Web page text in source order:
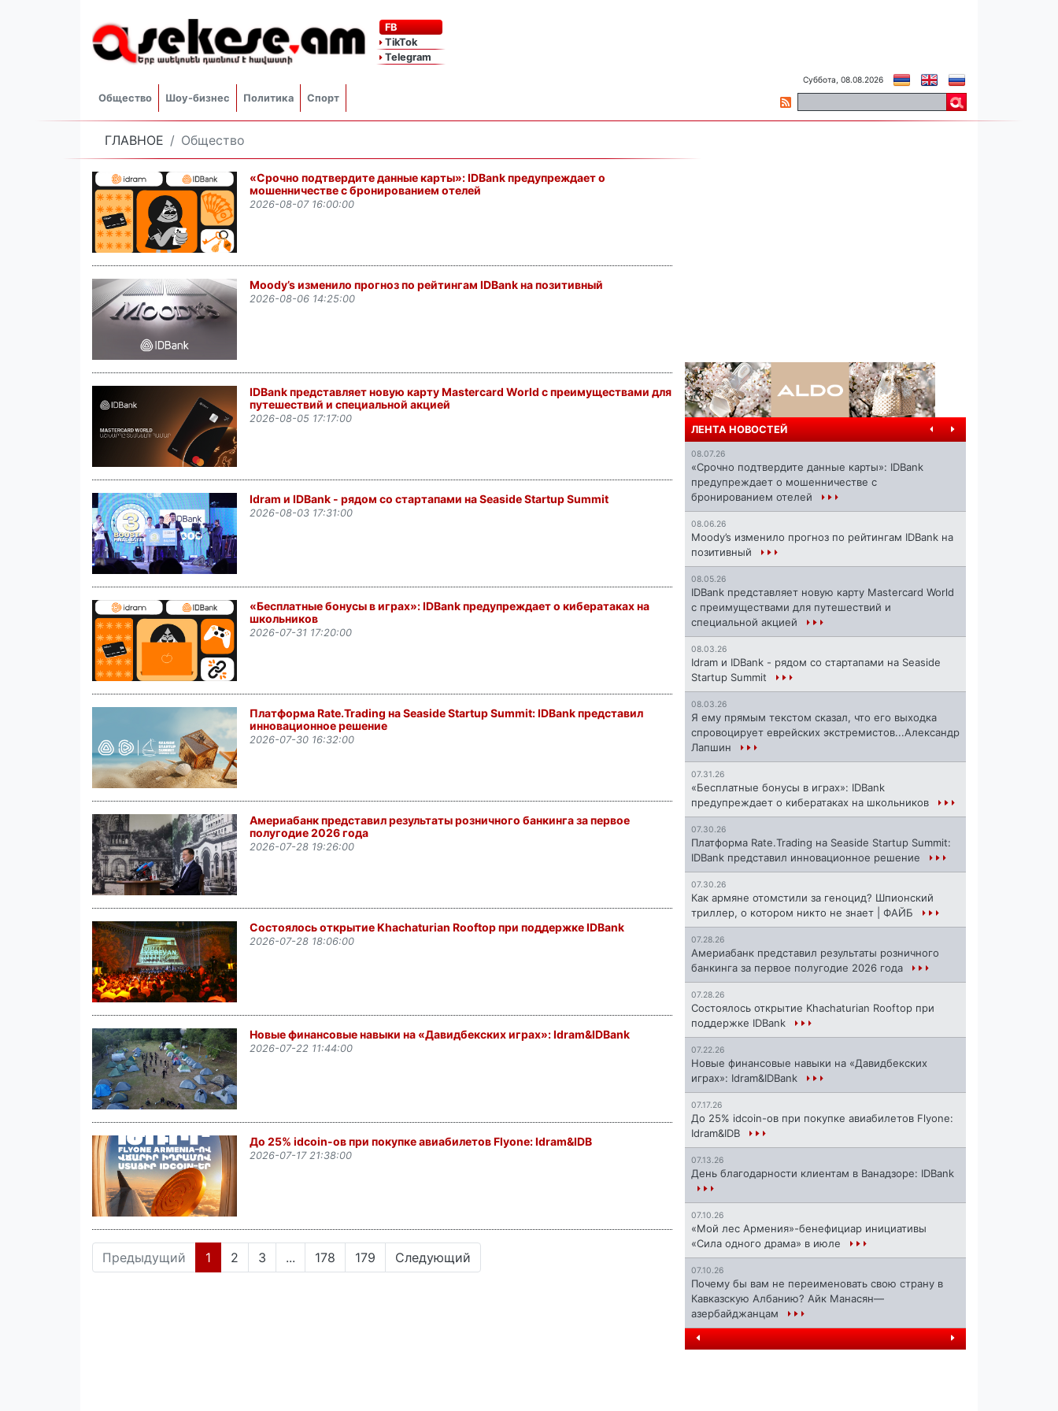
FB
TikTok
Telegram
Общество Шоу-бизнес Политика Спорт
Суббота, 08.08.2026
ГЛАВНОЕ Общество
«Срочно подтвердите данные карты»: IDBank предупреждает о
мошенничестве с бронированием отелей
2026-08-07 16:00:00
Moody’s изменило прогноз по рейтингам IDBank на позитивный
2026-08-06 14:25:00
IDBank представляет новую карту Mastercard World с преимуществами для
путешествий и специальной акцией
2026-08-05 17:17:00
Idram и IDBank - рядом со стартапами на Seaside Startup Summit
2026-08-03 17:31:00
«Бесплатные бонусы в играх»: IDBank предупреждает о кибератаках на
школьников
2026-07-31 17:20:00
Платформа Rate.Trading на Seaside Startup Summit: IDBank представил
инновационное решение
2026-07-30 16:32:00
Америабанк представил результаты розничного банкинга за первое
полугодие 2026 года
2026-07-28 19:26:00
Состоялось открытие Khachaturian Rooftop при поддержке IDBank
2026-07-28 18:06:00
Новые финансовые навыки на «Давидбекских играх»: Idram&IDBank
2026-07-22 11:44:00
До 25% idcoin-ов при покупке авиабилетов Flyone: Idram&IDB
2026-07-17 21:38:00
Предыдущий 1 (current)
2 3 ... 178 179 Следующий
ЛЕНТА НОВОСТЕЙ
08.07.26
«Срочно подтвердите данные карты»: IDBank
предупреждает о мошенничестве с
бронированием отелей
08.06.26
Moody’s изменило прогноз по рейтингам IDBank на
позитивный
08.05.26
IDBank представляет новую карту Mastercard World
с преимуществами для путешествий и
специальной акцией
08.03.26
Idram и IDBank - рядом со стартапами на Seaside
Startup Summit
08.03.26
Я ему прямым текстом сказал, что его выходка
спровоцирует еврейских экстремистов...Александр
Лапшин
07.31.26
«Бесплатные бонусы в играх»: IDBank
предупреждает о кибератаках на школьников
07.30.26
Платформа Rate.Trading на Seaside Startup Summit:
IDBank представил инновационное решение
07.30.26
Как армяне отомстили за геноцид? Шпионский
триллер, о котором никто не знает | ФАЙБ
07.28.26
Америабанк представил результаты розничного
банкинга за первое полугодие 2026 года
07.28.26
Состоялось открытие Khachaturian Rooftop при
поддержке IDBank
07.22.26
Новые финансовые навыки на «Давидбекских
играх»: Idram&IDBank
07.17.26
До 25% idcoin-ов при покупке авиабилетов Flyone:
Idram&IDB
07.13.26
День благодарности клиентам в Ванадзоре: IDBank
07.10.26
«Мой лес Армения»-бенефициар инициативы
«Сила одного драма» в июле
07.10.26
Почему бы вам не переименовать свою страну в
Кавказскую Албанию? Айк Манасян—
азербайджанцам